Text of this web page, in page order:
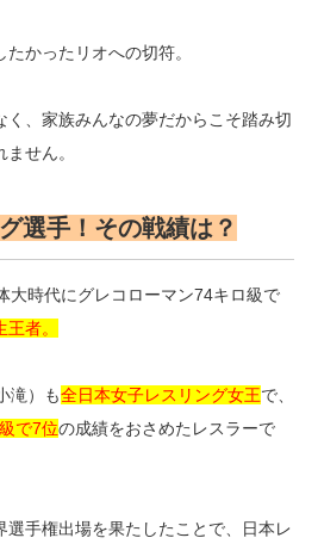
かったリオへの切符。
く、家族みんなの夢だからこそ踏み切
せん。
選手！その戦績は？
大時代にグレコローマン74キロ級で
者。
滝）も全日本女子レスリング女王で、
で7位の成績をおさめたレスラーで
選手権出場を果たしたことで、日本レ